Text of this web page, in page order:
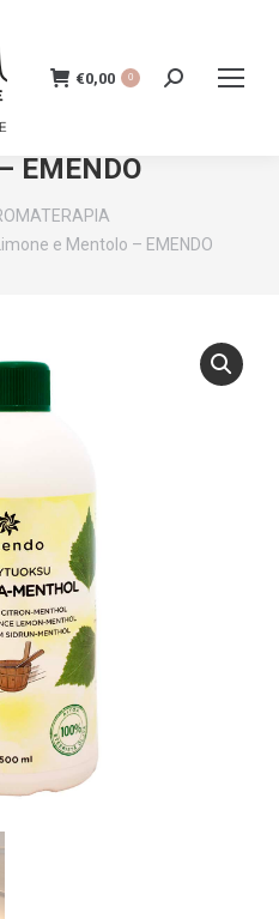
€0,00 0 Cerca:
Limone e
EMENDO
e Mentolo – EMENDO